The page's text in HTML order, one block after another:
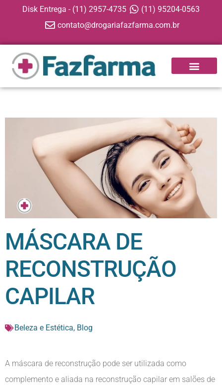
Disk Entrega - (11) 2957-4735
(11) 95204-0563
contato@drogariafazfarma.com.br
MÁSCARA DE
RECONSTRUÇÃO
CAPILAR
Beleza e Estética, Blog
A máscara de reconstrução pode ser utilizada como
complemento e aliada na reconstrução capilar em salões de